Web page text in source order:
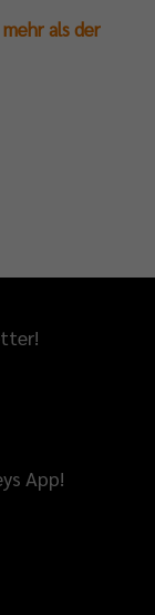
als der
App!